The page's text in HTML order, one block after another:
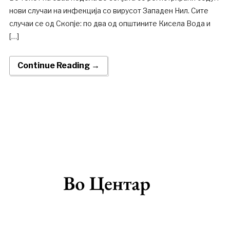
нови случаи на инфекција со вирусот Западен Нил. Сите
случаи се од Скопје: по два од општините Кисела Вода и
[…]
Continue Reading →